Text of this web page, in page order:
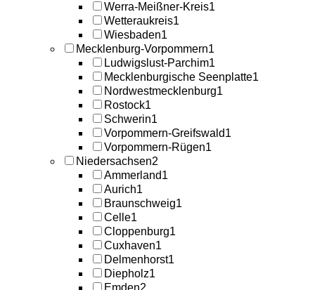
Werra-Meißner-Kreis1
Wetteraukreis1
Wiesbaden1
Mecklenburg-Vorpommern1
Ludwigslust-Parchim1
Mecklenburgische Seenplatte1
Nordwestmecklenburg1
Rostock1
Schwerin1
Vorpommern-Greifswald1
Vorpommern-Rügen1
Niedersachsen2
Ammerland1
Aurich1
Braunschweig1
Celle1
Cloppenburg1
Cuxhaven1
Delmenhorst1
Diepholz1
Emden2